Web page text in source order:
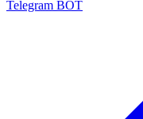
Telegram BOT